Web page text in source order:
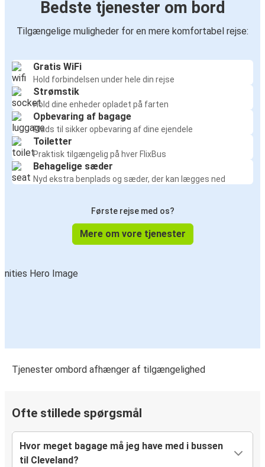
Bedste tjenester om bord
Tilgængelige muligheder for en mere komfortabel rejse:
Gratis WiFi
Hold forbindelsen under hele din rejse
Strømstik
Hold dine enheder opladet på farten
Opbevaring af bagage
Plads til sikker opbevaring af dine ejendele
Toiletter
Praktisk tilgængelig på hver FlixBus
Behagelige sæder
Nyd ekstra benplads og sæder, der kan lægges ned
Første rejse med os?
Mere om vore tjenester
Tjenester ombord afhænger af tilgængelighed
Ofte stillede spørgsmål
Hvor meget bagage må jeg have med i bussen
til Cleveland?